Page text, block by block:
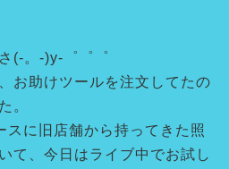
(-。-)y-゜゜゜
お助けツールを注文してたの
。
スに旧店舗から持ってきた照
て、今日はライブ中でお試し